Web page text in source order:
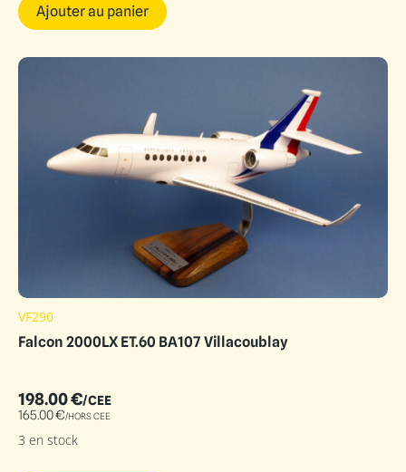
Ajouter au panier
VF290
Falcon 2000LX ET.60 BA107 Villacoublay
198.00€/CEE
165.00€/HORS CEE
3 en stock